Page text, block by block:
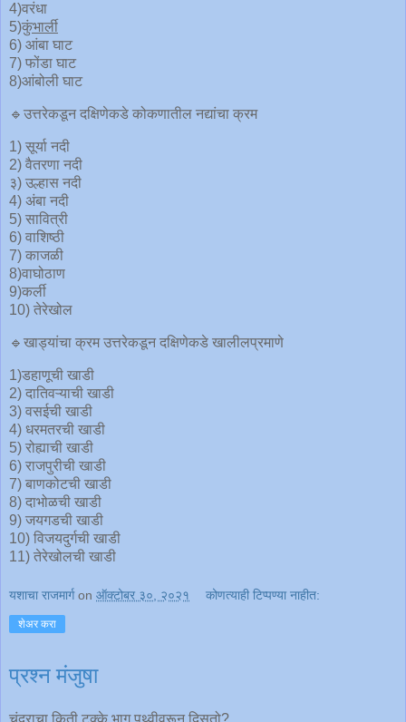
4)वरंधा
5)कुंभार्ली
6) आंबा घाट
7) फोंडा घाट
8)आंबोली घाट
🔹उत्तरेकडून दक्षिणेकडे कोकणातील नद्यांचा क्रम
1) सूर्या नदी
2) वैतरणा नदी
३) उल्हास नदी
4) अंबा नदी
5) सावित्री
6) वाशिष्ठी
7) काजळी
8)वाघोठाण
9)कर्ली
10) तेरेखोल
🔹खाड्यांचा क्रम उत्तरेकडून दक्षिणेकडे खालीलप्रमाणे
1)डहाणूची खाडी
2) दातिवऱ्याची खाडी
3) वसईची खाडी
4) धरमतरची खाडी
5) रोह्याची खाडी
6) राजपुरीची खाडी
7) बाणकोटची खाडी
8) दाभोळची खाडी
9) जयगडची खाडी
10) विजयदुर्गची खाडी
11) तेरेखोलची खाडी
यशाचा राजमार्ग on ऑक्टोबर ३०, २०२१ कोणत्याही टिप्पण्‍या नाहीत:
शेअर करा
प्रश्न मंजुषा
चंद्राचा किती टक्के भाग पृथ्वीवरून दिसतो?